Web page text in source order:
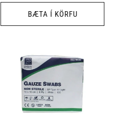
BÆTA Í KÖRFU